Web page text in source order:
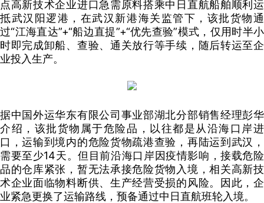
点高新技术企业进口急需原料搭乘中日直航船舶顺利运
抵武汉阳逻港，在武汉新港海关监管下，该批货物通
过“江海直达”+“船边直提”+“优先查验”模式，仅用时半小
时即完成卸船、查验、通关放行等手续，随后转运至企
业投入生产。
据中国外运华东有限公司事业部湖北分部销售经理彭华
介绍，该批货物属于危险品，以往都是从沿海口岸进
口，运输到境内的危险货物疏港查验，再陆运到武汉，
需要至少14天。但目前沿海口岸因疫情影响，接载危险
品的仓库紧张，暂无法承接危险货物入境，相关高新技
术企业面临物料断供、生产经营受损的风险。因此，企
业紧急更换了运输路线，预备通过中日直航班轮入境。